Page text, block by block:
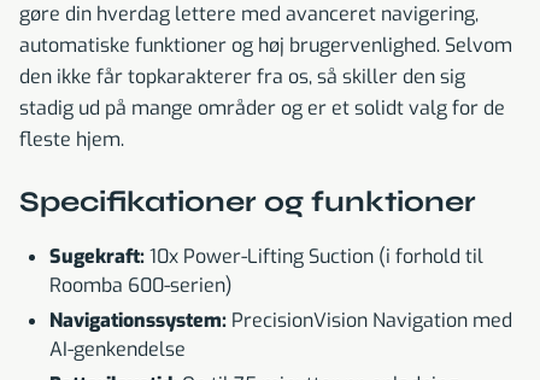
gøre din hverdag lettere med avanceret navigering,
automatiske funktioner og høj brugervenlighed. Selvom
den ikke får topkarakterer fra os, så skiller den sig
stadig ud på mange områder og er et solidt valg for de
fleste hjem.
Specifikationer og funktioner
Sugekraft:10x Power-Lifting Suction (i forhold til
Roomba 600-serien)
Navigationssystem: PrecisionVision Navigation med
AI-genkendelse